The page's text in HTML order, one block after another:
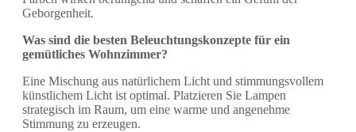
Geborgenheit.
Was sind die besten Beleuchtungskonzepte für ein
gemütliches Wohnzimmer?
Eine Mischung aus natürlichem Licht und stimmungsvollem
künstlichem Licht ist optimal. Platzieren Sie Lampen
strategisch im Raum, um eine warme und angenehme
Stimmung zu erzeugen.